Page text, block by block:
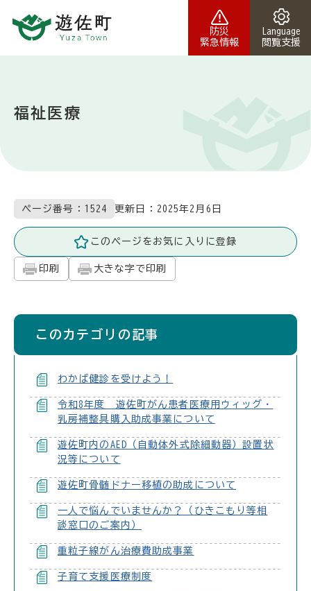
防災
緊急情報
Language
閲覧支援
福祉医療
ページ番号：1524 更新日： 2025年2月6日
このページをお気に入りに登録
印刷 大きな字で印刷
このカテゴリの記事
わかば健診を受けよう！
令和8年度 遊佐町がん患者医療用ウィッグ・
乳房補整具購入助成事業について
遊佐町内のAED（自動体外式除細動器）設置状
況等について
遊佐町骨髄ドナー移植の助成について
一人で悩んでいませんか？（ひきこもり等相
談窓口のご案内）
重粒子線がん治療費助成事業
子育て支援医療制度